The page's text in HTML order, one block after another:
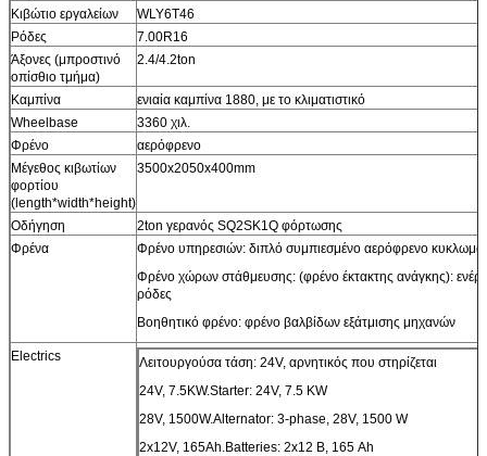
Κιβώτιο εργαλείων
WLY6T46
Ρόδες
7.00R16
Άξονες (μπροστινό
οπίσθιο τμήμα)
2.4/4.2ton
Καμπίνα
ενιαία καμπίνα 1880, με το κλιματιστικό
Wheelbase
3360 χιλ.
Φρένο
αερόφρενο
Μέγεθος κιβωτίων
φορτίου
(length*width*height)
3500x2050x400mm
Οδήγηση
2ton γερανός SQ2SK1Q φόρτωσης
Φρένα
Φρένο υπηρεσιών: διπλό συμπιεσμένο αερόφρενο
Φρένο χώρων στάθμευσης: (φρένο έκτακτης ανάγκης):
ρόδες
Βοηθητικό φρένο: φρένο βαλβίδων εξάτμισης μηχανών
Electrics
Λειτουργούσα τάση: 24V, αρνητικός που στηρίζεται
24V, 7.5KW.Starter: 24V, 7.5 KW
28V, 1500W.Alternator: 3-phase, 28V, 1500 W
2x12V, 165Ah.Batteries: 2x12 Β, 165 Ah